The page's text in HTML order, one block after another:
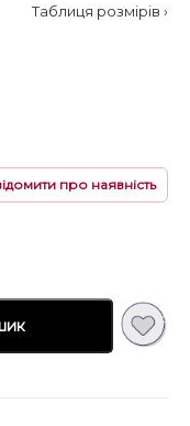
Таблиця розмірів ›
про наявність